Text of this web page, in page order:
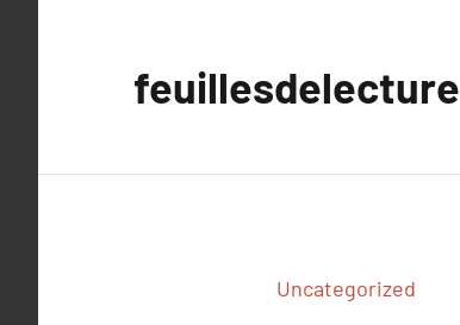
feuillesdelecture
Uncategorized